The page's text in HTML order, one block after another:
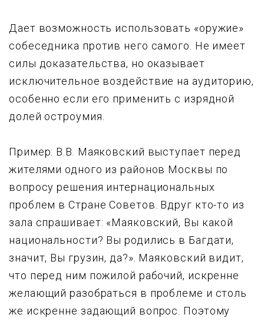
Дает возможность использовать «оружие»
собеседника против него самого. Не имеет
силы доказательства, но оказывает
исключительное воздействие на аудиторию,
особенно если его применить с изрядной
долей остроумия.
Пример: В.В. Маяковский выступает перед
жителями одного из районов Москвы по
вопросу решения интернациональных
проблем в Стране Советов. Вдруг кто-то из
зала спрашивает: «Маяковский, Вы какой
национальности? Вы родились в Багдати,
значит, Вы грузин, да?». Маяковский видит,
что перед ним пожилой рабочий, искренне
желающий разобраться в проблеме и столь
же искренне задающий вопрос. Поэтому